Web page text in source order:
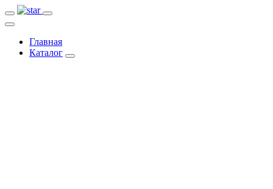
Главная
Каталог